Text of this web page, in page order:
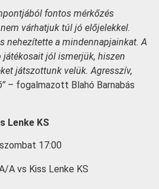
fontos mérkőzés
várhatjuk túl jó előjelekkel.
nehezítette a mindennapjainkat. A
játékosait jól ismerjük, hiszen
játszottunk velük. Agresszív,
– fogalmazott Blahó Barnabás
Lenke KS
17:00